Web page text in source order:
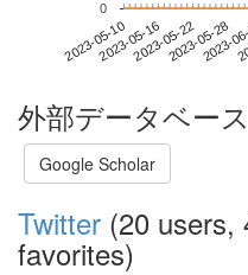
2023-05-102023-05-162023-05-222023-05-28
2023-
0
外部データベー
Google Scholar
Twitter (20 users,
favorites)